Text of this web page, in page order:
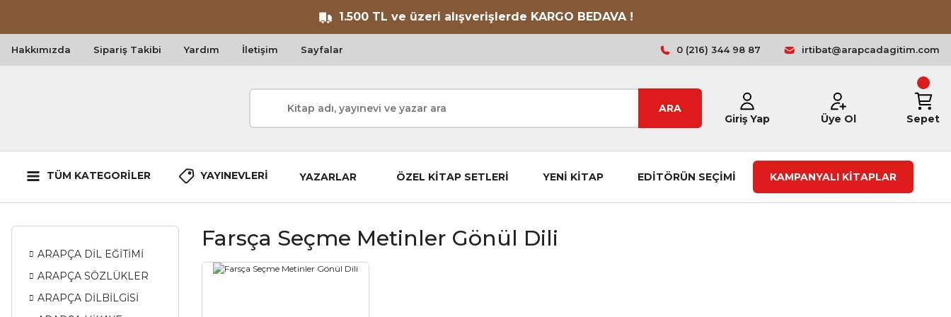
1.500 TL ve üzeri alışverişlerde KARGO BEDAVA !
Hakkımızda Sipariş Takibi Yardım İletişim Sayfalar 0 (216) 344 98 87 irtibat@arapcadagitim.com
ARA
Giriş Yap
Üye Ol Sepet
TÜM KATEGORİLER YAYINEVLERİ YAZARLAR ÖZEL KİTAP SETLERİ YENİ KİTAP EDİTÖRÜN SEÇİMİ KAMPANYALI KİTAPLAR
ARAPÇA DİL EĞİTİMİ
ARAPÇA SÖZLÜKLER
ARAPÇA DİLBİLGİSİ
Farsça Seçme Metinler Gönül Dili